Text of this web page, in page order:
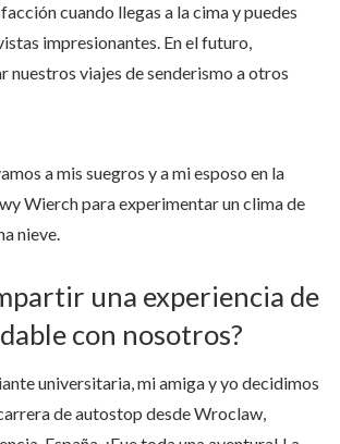
cuando llegas a la cima y puedes
impresionantes. En el futuro,
nuestros viajes de senderismo a otros
a mis suegros y a mi esposo en la
Wierch para experimentar un clima de
nieve.
una experiencia de
con nosotros?
universitaria, mi amiga y yo decidimos
de autostop desde Wroclaw,